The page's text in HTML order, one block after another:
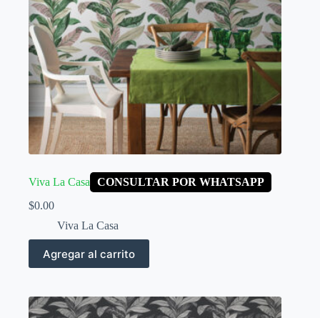
Viva La Casa
CONSULTAR POR WHATSAPP
$0.00
Viva La Casa
Agregar al carrito